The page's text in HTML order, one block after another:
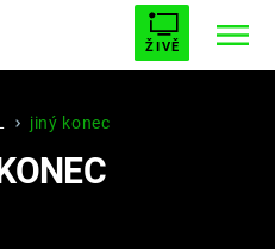
ŽIVĚ
PŘEMOŽITELKA UPÍRŮ
AVENGERS 5
jiný konec